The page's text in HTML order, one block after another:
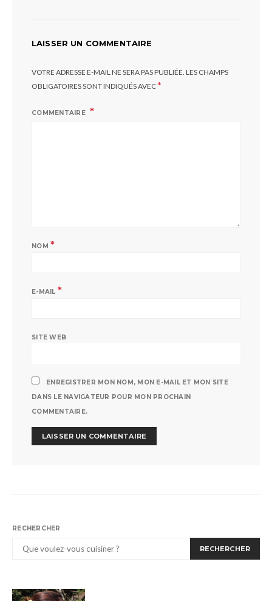
LAISSER UN COMMENTAIRE
VOTRE ADRESSE E-MAIL NE SERA PAS PUBLIÉE. LES CHAMPS
OBLIGATOIRES SONT INDIQUÉS AVEC*
COMMENTAIRE
NOM *
E-MAIL *
SITE WEB
ENREGISTRER MON NOM, MON E-MAIL ET MON SITE
DANS LE NAVIGATEUR POUR MON PROCHAIN
COMMENTAIRE.
RECHERCHER
RECHERCHER